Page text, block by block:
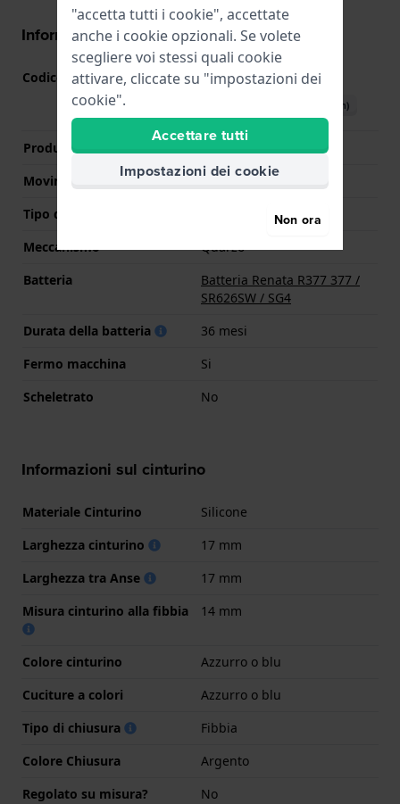
Informazioni del movimento
Codice Movimento 2035(Vedi specifiche )
Scarica il manuale (English)
Produttore Movimento
Movimento svizzero
No
Tipo di display
Meccanismo
Quarzo
Batteria
Batteria Renata R377 377 /
SR626SW / SG4
Durata della batteria
36 mesi
Fermo macchina
Si
Scheletrato
No
Informazioni sul cinturino
Materiale Cinturino
Silicone
Larghezza cinturino
17 mm
Larghezza tra Anse
17 mm
Misura cinturino alla fibbia
14 mm
Colore cinturino
Azzurro o blu
Cuciture a colori
Azzurro o blu
Tipo di chiusura
Fibbia
Colore Chiusura
Argento
Regolato su misura?
No
"accetta tutti i cookie", accettate
anche i cookie opzionali. Se volete
scegliere voi stessi quali cookie
attivare, cliccate su "impostazioni dei
cookie".
Accettare tutti
Impostazioni dei cookie
Non ora